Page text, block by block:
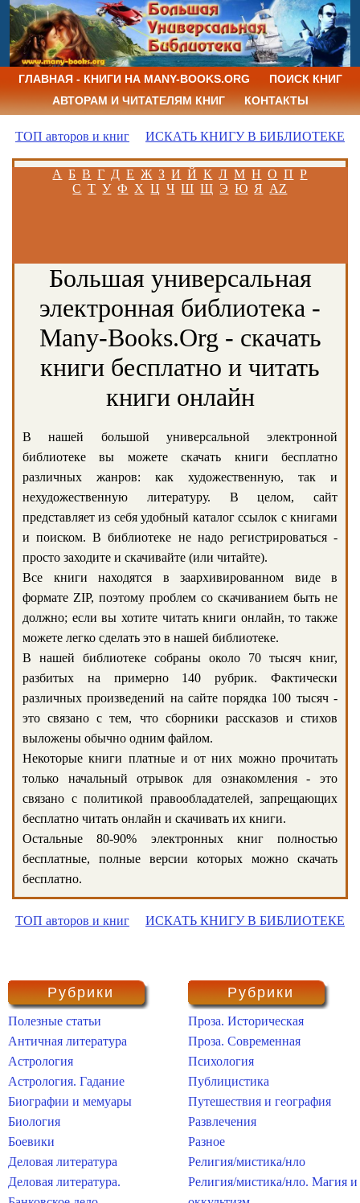
ГЛАВНАЯ - КНИГИ НА MANY-BOOKS.ORG
ПОИСК КНИГ
АВТОРАМ И ЧИТАТЕЛЯМ КНИГ
КОНТАКТЫ
ТОП авторов и книг ИСКАТЬ КНИГУ В БИБЛИОТЕКЕ
А Б В Г Д Е Ж З И Й К Л М Н О П Р
С Т У Ф Х Ц Ч Ш Щ Э Ю Я AZ
Большая универсальная
электронная библиотека -
Many-Books.Org - скачать
книги бесплатно и читать
книги онлайн
В нашей большой универсальной электронной
библиотеке вы можете скачать книги бесплатно
различных жанров: как художественную, так и
нехудожественную литературу. В целом, сайт
представляет из себя удобный каталог ссылок с книгами
и поиском. В библиотеке не надо регистрироваться -
просто заходите и скачивайте (или читайте).
Все книги находятся в заархивированном виде в
формате ZIP, поэтому проблем со скачиванием быть не
должно; если вы хотите читать книги онлайн, то также
можете легко сделать это в нашей библиотеке.
В нашей библиотеке собраны около 70 тысяч книг,
разбитых на примерно 140 рубрик. Фактически
различных произведений на сайте порядка 100 тысяч -
это связано с тем, что сборники рассказов и стихов
выложены обычно одним файлом.
Некоторые книги платные и от них можно прочитать
только начальный отрывок для ознакомления - это
связано с политикой правообладателей, запрещающих
бесплатно читать онлайн и скачивать их книги.
Остальные 80-90% электронных книг полностью
бесплатные, полные версии которых можно скачать
бесплатно.
ТОП авторов и книг ИСКАТЬ КНИГУ В БИБЛИОТЕКЕ
Рубрики
Полезные статьи
Античная литература
Астрология
Астрология. Гадание
Биографии и мемуары
Биология
Боевики
Деловая литература
Деловая литература.
Рубрики
Проза. Историческая
Проза. Современная
Психология
Публицистика
Путешествия и география
Развлечения
Разное
Религия/мистика/нло
Религия/мистика/нло. Магия и